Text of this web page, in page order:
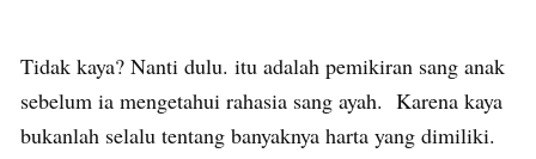
Tidak kaya? Nanti dulu. itu adalah pemikiran sang anak
sebelum ia mengetahui rahasia sang ayah. Karena kaya
bukanlah selalu tentang banyaknya harta yang dimiliki.